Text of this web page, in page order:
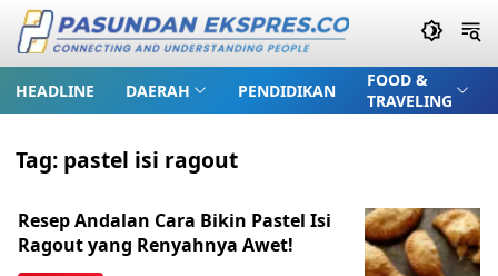
HEADLINE DAERAH PENDIDIKAN
FOOD &
TRAVELING
Tag: pastel isi ragout
Resep Andalan Cara Bikin Pastel Isi
Ragout yang Renyahnya Awet!